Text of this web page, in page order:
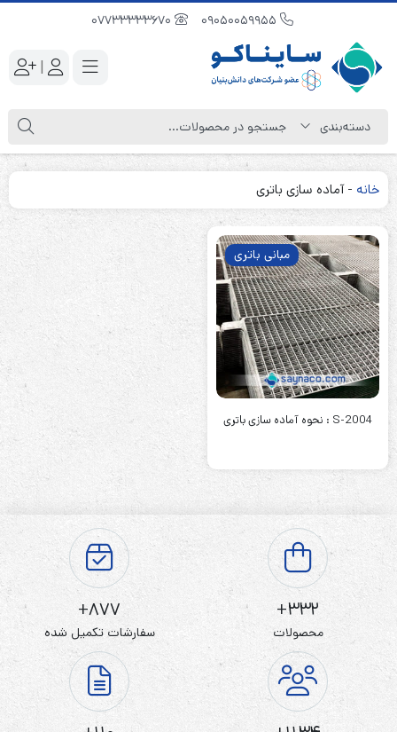
|
خانه -آماده سازی باتری‌
مبانی باتری
S-2004 : نحوه آماده سازی باتری‌
332+
محصولات
877+
سفارشات تکمیل شده